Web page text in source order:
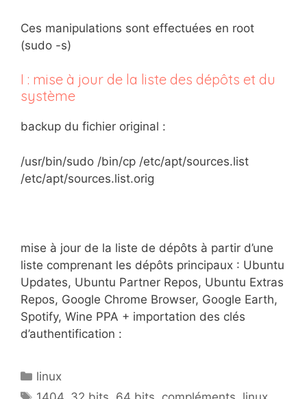
Ces manipulations sont effectuées en root
(sudo -s)
I : mise à jour de la liste des dépôts et du
système
backup du fichier original :
/usr/bin/sudo /bin/cp /etc/apt/sources.list
/etc/apt/sources.list.orig
mise à jour de la liste de dépôts à partir d’une
liste comprenant les dépôts principaux : Ubuntu
Updates, Ubuntu Partner Repos, Ubuntu Extras
Repos, Google Chrome Browser, Google Earth,
Spotify, Wine PPA + importation des clés
d’authentification :
Catégories
linux
Étiquettes